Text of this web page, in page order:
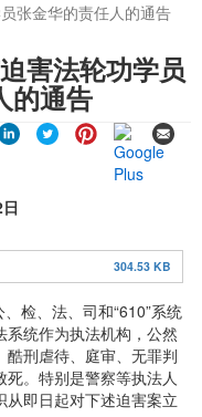
张金华的责任人的通告
害法轮功学员
的通告
304.53 KB
检、法、司和“610”系统
统作为执法机构，公然
刑虐待、庭审、无罪判
。特别是警察等执法人
从即日起对下述迫害案立